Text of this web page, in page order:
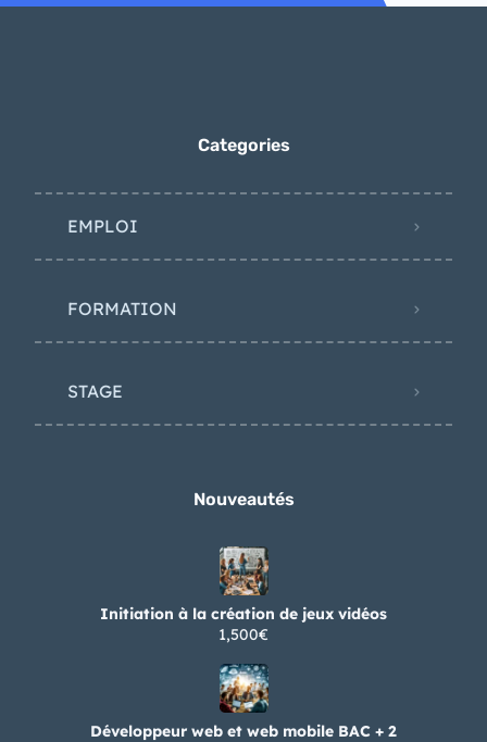
Categories
EMPLOI
FORMATION
STAGE
Nouveautés
Initiation à la création de jeux vidéos
1,500€
Développeur web et web mobile BAC + 2